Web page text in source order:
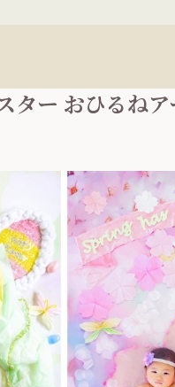
ー おひるねア